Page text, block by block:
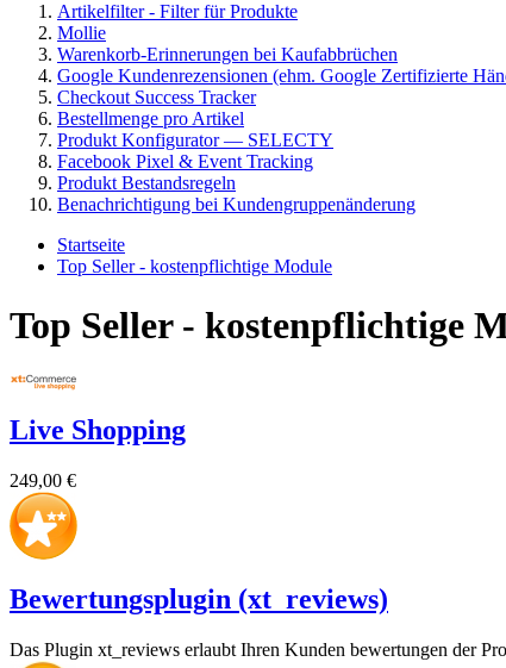
Artikelfilter - Filter für Produkte
Mollie
Warenkorb-Erinnerungen bei Kaufabbrüchen
Google Kundenrezensionen (ehm. Google Zertifizierte
Checkout Success Tracker
Bestellmenge pro Artikel
Produkt Konfigurator — SELECTY
Facebook Pixel & Event Tracking
Produkt Bestandsregeln
Benachrichtigung bei Kundengruppenänderung
Startseite
Top Seller - kostenpflichtige Module
Top Seller - kostenpflichtige
Live Shopping
249,00 €
Bewertungsplugin (xt_reviews)
Das Plugin xt_reviews erlaubt Ihren Kunden bewertungen der